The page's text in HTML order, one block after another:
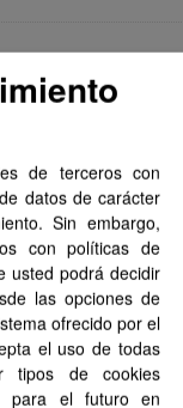
de terceros con
datos de carácter
Sin embargo,
con políticas de
usted podrá decidir
las opciones de
ofrecido por el
el uso de todas
tipos de cookies
para el futuro en